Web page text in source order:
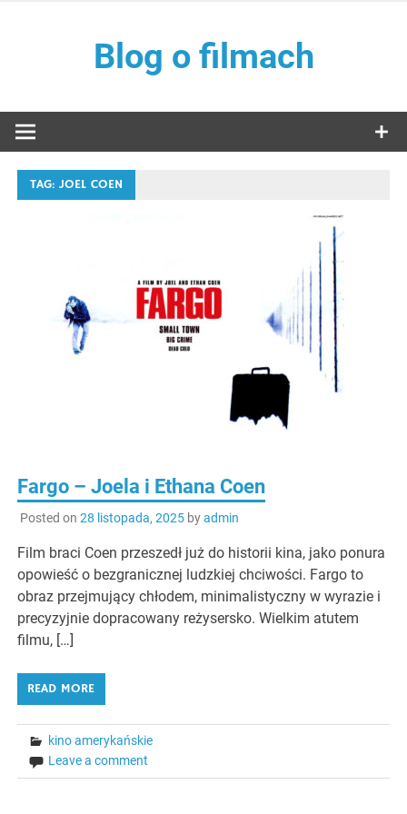
Blog o filmach
TAG:JOEL COEN
Fargo – Joela i Ethana Coen
Posted on 28 listopada, 2025byadmin
Film braci Coen przeszedł już do historii kina, jako ponura
opowieść o bezgranicznej ludzkiej chciwości. Fargo to
obraz przejmujący chłodem, minimalistyczny w wyrazie i
precyzyjnie dopracowany reżysersko. Wielkim atutem
filmu, […]
READ MORE
kino amerykańskie
Leave a comment